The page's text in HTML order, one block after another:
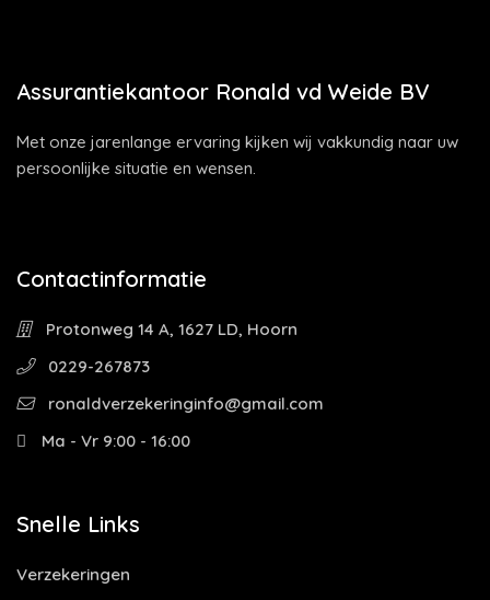
Assurantiekantoor Ronald vd Weide BV
Met onze jarenlange ervaring kijken wij vakkundig naar uw
persoonlijke situatie en wensen.
Contactinformatie
Protonweg 14 A, 1627 LD, Hoorn
0229-267873
ronaldverzekeringinfo@gmail.com
Ma - Vr 9:00 - 16:00
Snelle Links
Verzekeringen